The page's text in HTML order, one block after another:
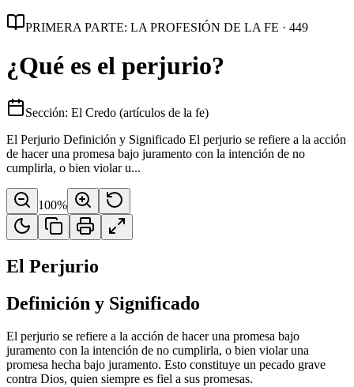
PRIMERA PARTE: LA PROFESIÓN DE LA FE · 449
¿Qué es el perjurio?
Sección: El Credo (artículos de la fe)
El Perjurio Definición y Significado El perjurio se refiere a la acción
de hacer una promesa bajo juramento con la intención de no
cumplirla, o bien violar u...
100%
El Perjurio
Definición y Significado
El perjurio se refiere a la acción de hacer una promesa bajo
juramento con la intención de no cumplirla, o bien violar una
promesa hecha bajo juramento. Esto constituye un pecado grave
contra Dios, quien siempre es fiel a sus promesas.